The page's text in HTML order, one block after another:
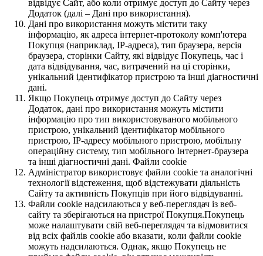
відвідує Сайт, або коли отримує доступ до Сайту через
Додаток (далі – Дані про використання).
Дані про використання можуть містити таку
інформацію, як адреса інтернет-протоколу комп'ютера
Покупця (наприклад, IP-адреса), тип браузера, версія
браузера, сторінки Сайту, які відвідує Покупець, час і
дата відвідування, час, витрачений на ці сторінки,
унікальний ідентифікатор пристрою та інші діагностичні
дані.
Якщо Покупець отримує доступ до Сайту через
Додаток, дані про використання можуть містити
інформацію про тип використовуваного мобільного
пристрою, унікальний ідентифікатор мобільного
пристрою, IP-адресу мобільного пристрою, мобільну
операційну систему, тип мобільного Інтернет-браузера
та інші діагностичні дані. Файли cookie
Адміністратор використовує файли cookie та аналогічні
технології відстеження, щоб відстежувати діяльність
Сайту та активність Покупців при його відвідуванні.
Файли cookie надсилаються у веб-переглядач із веб-
сайту та зберігаються на пристрої Покупця.Покупець
може налаштувати свій веб-переглядач та відмовитися
від всіх файлів cookie або вказати, коли файли cookie
можуть надсилаються. Однак, якщо Покупець не